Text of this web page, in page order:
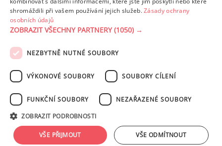
Detailní rozpis
PODMÍNKY UŽITÍ ZÁSADY OCHRANY OSOBNÍCH ÚDAJŮ
NASTAVENÍ COOKIES
tohoto serveru je bez písemného souhlasu provozovatele zakázáno.
Design: Eva Roverová
shromáždili při vašem používání jejich služeb.Zásady ochrany
osobních údajů
ZOBRAZIT VŠECHNY PARTNERY(1050) →
NEZBYTNĚ NUTNÉ SOUBORY
VÝKONOVÉ SOUBORY SOUBORY CÍLENÍ
FUNKČNÍ SOUBORY NEZAŘAZENÉ SOUBORY
ZOBRAZIT PODROBNOSTI
VŠE PŘIJMOUT VŠE ODMÍTNOUT